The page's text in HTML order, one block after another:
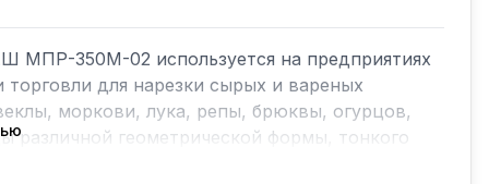
350М-02 используется на предприятиях
торговли для нарезки сырых и вареных
моркови, лука, репы, брюквы, огурцов,
различной геометрической формы, тонкого